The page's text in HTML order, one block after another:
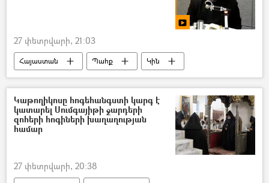
27 փետրվարի, 21:03
Հայաստան Պահք
Կին
սնունդ
Տեր Փառեն
տեսանյութ
Տեսանյութեր
Կաթողիկոսը հոգեհանգստի կարգ է
կատարել Սումգայիթի ջարդերի
զոհերի հոգիների խաղաղության
համար
27 փետրվարի, 20:38